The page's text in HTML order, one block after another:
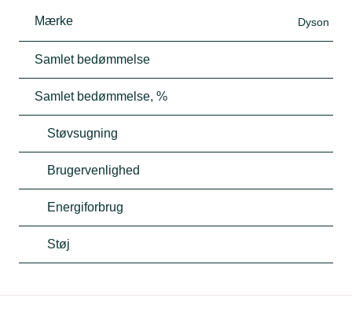
Mærke Dyson
Samlet bedømmelse
Samlet bedømmelse, %
Støvsugning
Brugervenlighed
Energiforbrug
Støj